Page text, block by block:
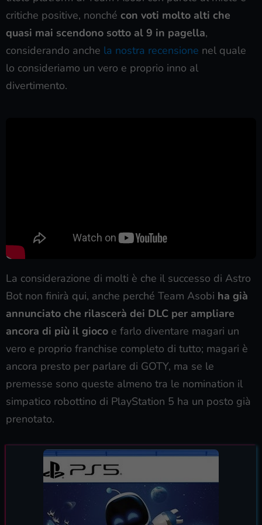
critiche positive, nonché con voti molto alti che
quasi mai scendono sotto al 9 in pagella,
considerando anche la nostra recensione nel quale
lo consideriamo un vero e proprio inno al
divertimento.
La considerazione di molti è che il successo di Astro
Bot non finirà qui, anche perché Team Asobi ha già
annunciato che rilascerà dei DLC per ampliare
ancora di più il gioco e farlo diventare magari un
vero e proprio franchise completo di tutto; magari è
ancora presto per parlare di GOTY, ma se le
premesse sono queste almeno tra le nomination il
simpatico robottino di PlayStation 5 ha un posto già
prenotato.